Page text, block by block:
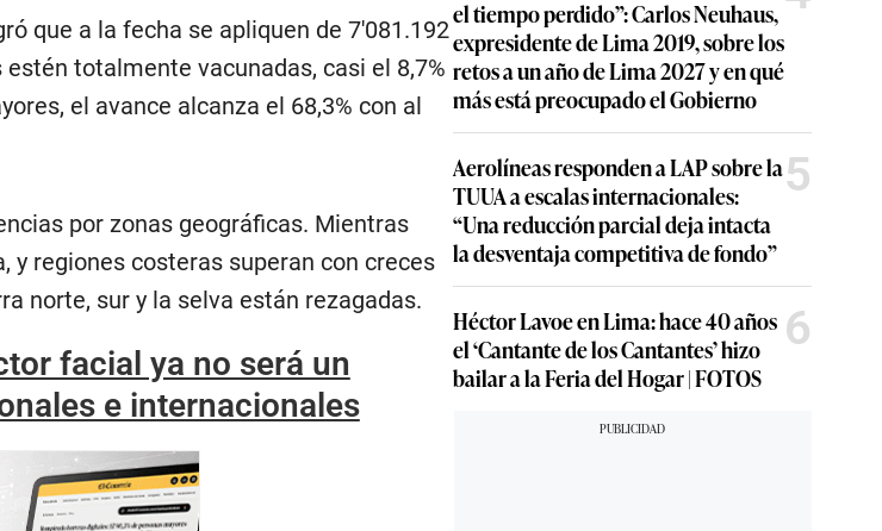
que a la fecha se apliquen de 7′081.192
totalmente vacunadas, casi el 8,7%
el avance alcanza el 68,3% con al
por zonas geográficas. Mientras
y regiones costeras superan con creces
norte, sur y la selva están rezagadas.
facial ya no será un
e internacionales
el tiempo perdido”: Carlos Neuhaus,
expresidente de Lima 2019, sobre los
retos a un año de Lima 2027 y en qué
más está preocupado el Gobierno
Aerolíneas responden a LAP sobre la
TUUA a escalas internacionales:
“Una reducción parcial deja intacta
la desventaja competitiva de fondo”
5
Héctor Lavoe en Lima: hace 40 años
el ‘Cantante de los Cantantes’ hizo
bailar a la Feria del Hogar | FOTOS
6